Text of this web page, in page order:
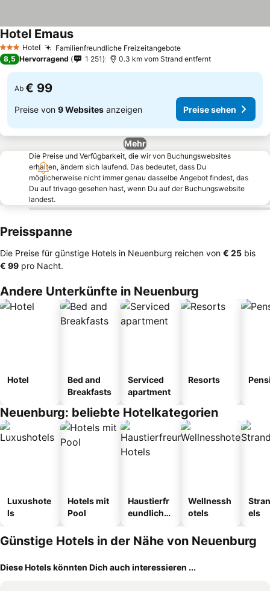
3 SterneHotel Familienfreundliche Freizeitangebote
Hotel Emaus
8,5 Hervorragend 1 251 0.3 km vom Strand entfernt
Ab € 99
Preise von 9 Websites anzeigen Preise sehen
Mehr
Die Preise und Verfügbarkeit, die wir von Buchungswebsites
erhalten, ändern sich laufend. Das bedeutet, dass Du
möglicherweise nicht immer genau dasselbe Angebot findest, das
Du auf trivago gesehen hast, wenn Du auf der Buchungswebsite
landest.
Preisspanne
Die Preise für günstige Hotels in Neuenburg reichen von ‎€ 25 bis
‎€ 99 pro Nacht.
Andere Unterkünfte in Neuenburg
Hotel
Bed and
Breakfasts
Serviced
apartment
Resorts
Neuenburg: beliebte Hotelkategorien
Luxushote
ls
Hotels mit
Pool
Haustierfr
eundliche
Wellnessh
otels
els
Günstige Hotels in der Nähe von Neuenburg
Diese Hotels könnten Dich auch interessieren ...